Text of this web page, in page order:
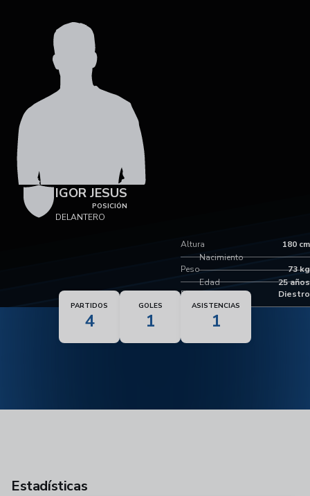
IGOR JESUS
POSICIÓN
DELANTERO
Altura 180 cm
Peso 73 kg
Pie dominante Diestro
Nacimiento
Edad 25 años
PARTIDOS
4
GOLES
1
ASISTENCIAS
1
Estadísticas